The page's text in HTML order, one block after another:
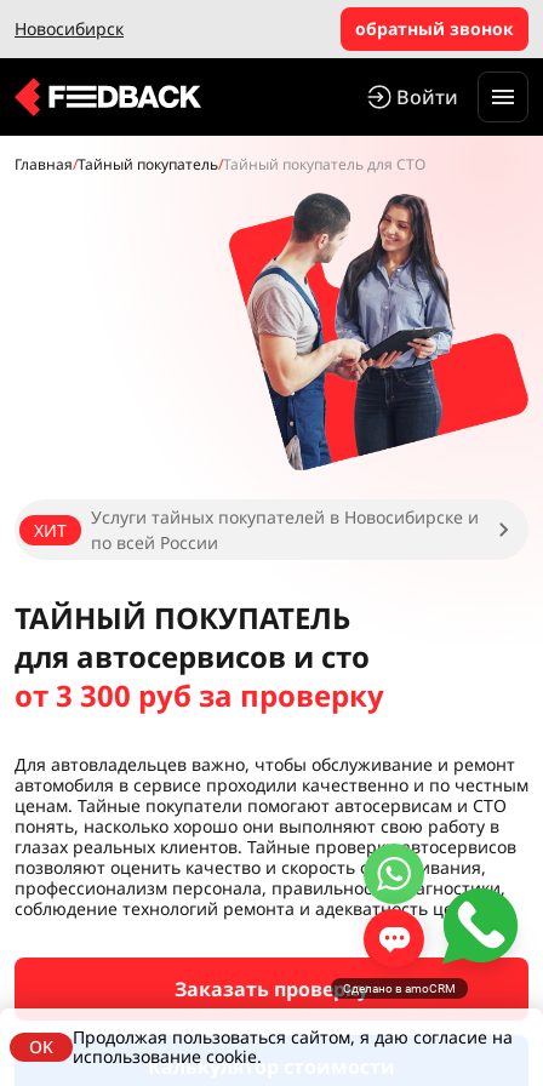
Новосибирск обратный звонок
Войти
Главная/Тайный покупатель/Тайный покупатель для СТО
ХИТ
Услуги тайных покупателей в Новосибирске и
по всей России
ТАЙНЫЙ ПОКУПАТЕЛЬ
для автосервисов и сто
от 3 300 руб за проверку
Для автовладельцев важно, чтобы обслуживание и ремонт
автомобиля в сервисе проходили качественно и по честным
ценам. Тайные покупатели помогают автосервисам и СТО
понять, насколько хорошо они выполняют свою работу в
глазах реальных клиентов. Тайные проверки автосервисов
позволяют оценить качество и скорость обслуживания,
профессионализм персонала, правильность диагностики,
соблюдение технологий ремонта и адекватность цен.
Заказать проверку
Калькулятор стоимости
OK
Продолжая пользоваться сайтом, я даю согласие на
использование cookie.
Сделано в amoCRM